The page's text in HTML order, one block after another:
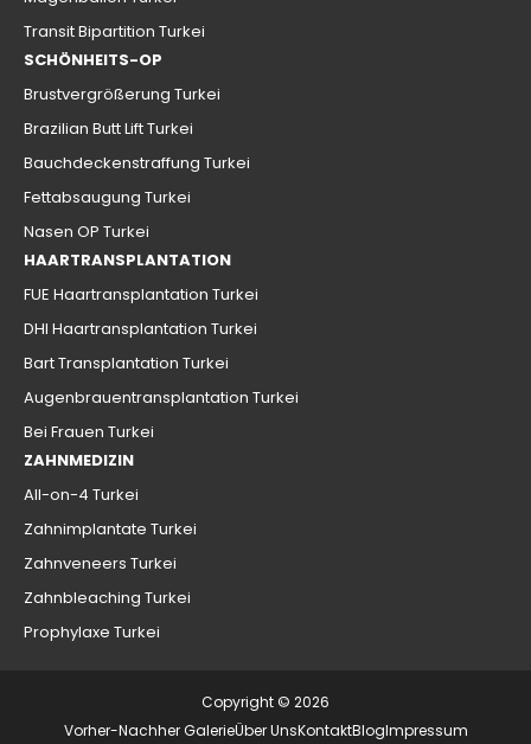
Transit Bipartition Turkei
SCHÖNHEITS-OP
Brustvergrößerung Turkei
Brazilian Butt Lift Turkei
Bauchdeckenstraffung Turkei
Fettabsaugung Turkei
Nasen OP Turkei
HAARTRANSPLANTATION
FUE Haartransplantation Turkei
DHI Haartransplantation Turkei
Bart Transplantation Turkei
Augenbrauentransplantation Turkei
Bei Frauen Turkei
ZAHNMEDIZIN
All-on-4 Turkei
Zahnimplantate Turkei
Zahnveneers Turkei
Zahnbleaching Turkei
Prophylaxe Turkei
Copyright © 2026
Vorher-Nachher GalerieÜber UnsKontaktBlogImpressum